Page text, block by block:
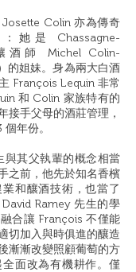
Colin 亦為傳奇
她是 Chassagne-
酒師 Michel Colin-
的姐妹。身為兩大白酒
François Lequin 非常
和 Colin 家族特有的
接手父母的酒莊管理，
年份。
與其父執輩的概念相當
之前，他先於知名香檳
和釀酒技術，也當了
Ramey 先生的學
合讓 François 不僅能
切加入與時俱進的釀造
漸漸改變照顧葡萄的方
面改為有機耕作。僅